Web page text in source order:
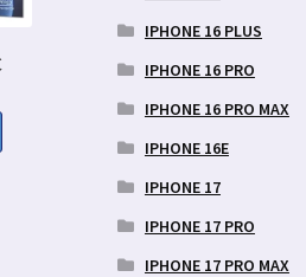
IPHONE 16 PLUS
IPHONE 16 PRO
IPHONE 16 PRO MAX
IPHONE 16E
IPHONE 17
IPHONE 17 PRO
IPHONE 17 PRO MAX